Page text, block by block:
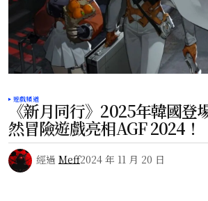
遊戲頻道
《新月同行》2025年韓國登
然冒險遊戲亮相AGF 2024！
經過 Meff2024 年 11 月 20 日